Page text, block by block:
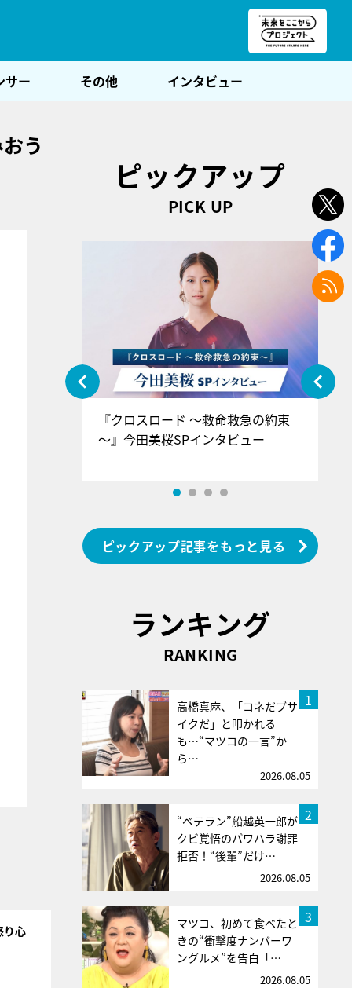
サー その他 インタビュー
う
り心
ピックアップ
PICK UP
』＝LOV
インタ
『クロスロード ～救命救急の約束
～』今田美桜SPインタビュー
ピックアップ記事をもっと見る
ランキング
RANKING
1
高橋真麻、「コネだブサ
イクだ」と叩かれる
も…“マツコの一言”か
ら…
2026.08.05
2
“ベテラン”船越英一郎が
クビ覚悟のパワハラ謝罪
拒否！“後輩”だけ…
2026.08.05
3
マツコ、初めて食べたと
きの“衝撃度ナンバーワ
ングルメ”を告白「…
2026.08.05